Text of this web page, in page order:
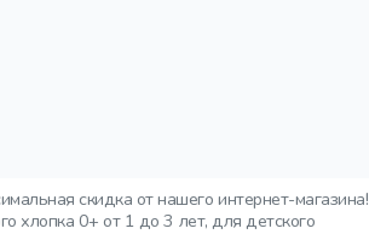
скидка от нашего интернет-магазина!
хлопка 0+ от 1 до 3 лет, для детского